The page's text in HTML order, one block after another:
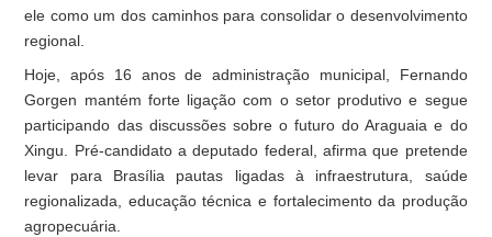
ele como um dos caminhos para consolidar o desenvolvimento
regional.
Hoje, após 16 anos de administração municipal, Fernando
Gorgen mantém forte ligação com o setor produtivo e segue
participando das discussões sobre o futuro do Araguaia e do
Xingu. Pré-candidato a deputado federal, afirma que pretende
levar para Brasília pautas ligadas à infraestrutura, saúde
regionalizada, educação técnica e fortalecimento da produção
agropecuária.